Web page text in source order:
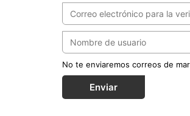
No te enviaremos correos de
Enviar